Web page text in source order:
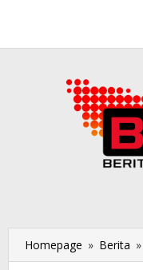
Homepage » Berita »